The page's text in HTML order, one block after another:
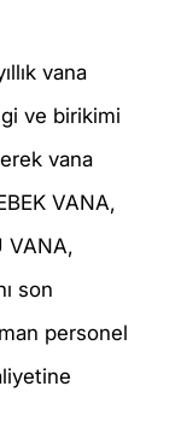
vana
ve birikimi
vana
VANA,
VANA,
son
personel